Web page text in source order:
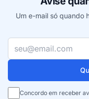
Um e-mail só quando
Concordo em receber